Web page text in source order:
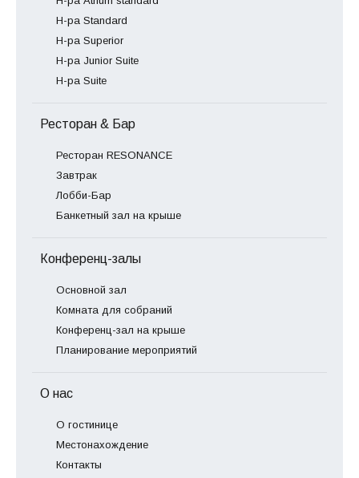
Н-ра Standard
Н-ра Superior
Н-ра Junior Suite
Н-ра Suite
Ресторан & Бар
Ресторан RESONANCE
Завтрак
Лобби-Бар
Банкетный зал на крыше
Конференц-залы
Основной зал
Комната для собраний
Конференц-зал на крыше
Планирование мероприятий
О нас
О гостинице
Местонахождение
Контакты